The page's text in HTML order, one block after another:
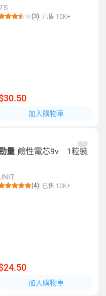
(3) 已售 10K+
加入購物車
量 鹼性電芯9v 1粒裝
(4) 已售 10K+
加入購物車